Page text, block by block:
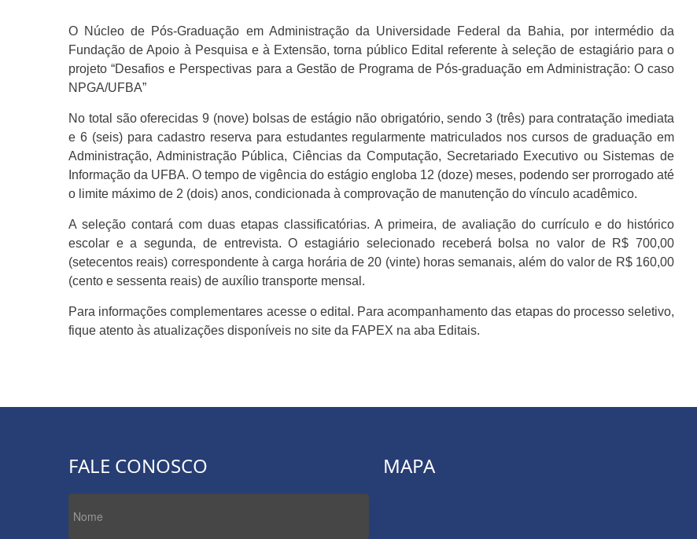
O Núcleo de Pós-Graduação em Administração da Universidade Federal da Bahia, por intermédio da
Fundação de Apoio à Pesquisa e à Extensão, torna público Edital referente à seleção de estagiário para o
projeto “Desafios e Perspectivas para a Gestão de Programa de Pós-graduação em Administração: O caso
NPGA/UFBA”
No total são oferecidas 9 (nove) bolsas de estágio não obrigatório, sendo 3 (três) para contratação imediata
e 6 (seis) para cadastro reserva para estudantes regularmente matriculados nos cursos de graduação em
Administração, Administração Pública, Ciências da Computação, Secretariado Executivo ou Sistemas de
Informação da UFBA. O tempo de vigência do estágio engloba 12 (doze) meses, podendo ser prorrogado até
o limite máximo de 2 (dois) anos, condicionada à comprovação de manutenção do vínculo acadêmico.
A seleção contará com duas etapas classificatórias. A primeira, de avaliação do currículo e do histórico
escolar e a segunda, de entrevista. O estagiário selecionado receberá bolsa no valor de R$ 700,00
(setecentos reais) correspondente à carga horária de 20 (vinte) horas semanais, além do valor de R$ 160,00
(cento e sessenta reais) de auxílio transporte mensal.
Para informações complementares acesse o edital. Para acompanhamento das etapas do processo seletivo,
fique atento às atualizações disponíveis no site da FAPEX na aba Editais.
FALE CONOSCO MAPA